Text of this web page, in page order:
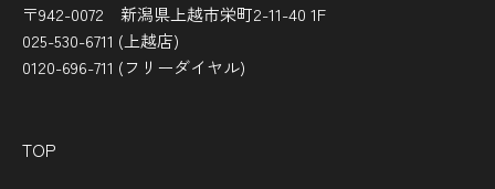
〒942-0072 新潟県上越市栄町2-11-40 1F
025-530-6711 (上越店)
0120-696-711 (フリーダイヤル)
TOP